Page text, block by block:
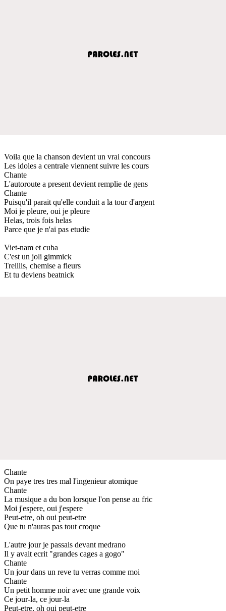
Voila que la chanson devient un vrai concours
Les idoles a centrale viennent suivre les cours
Chante
L'autoroute a present devient remplie de gens
Chante
Puisqu'il parait qu'elle conduit a la tour d'argent
Moi je pleure, oui je pleure
Helas, trois fois helas
Parce que je n'ai pas etudie
Viet-nam et cuba
C'est un joli gimmick
Treillis, chemise a fleurs
Et tu deviens beatnick
Chante
On paye tres tres mal l'ingenieur atomique
Chante
La musique a du bon lorsque l'on pense au fric
Moi j'espere, oui j'espere
Peut-etre, oh oui peut-etre
Que tu n'auras pas tout croque
L'autre jour je passais devant medrano
Il y avait ecrit "grandes cages a gogo"
Chante
Un jour dans un reve tu verras comme moi
Chante
Un petit homme noir avec une grande voix
Ce jour-la, ce jour-la
Peut-etre, oh oui peut-etre